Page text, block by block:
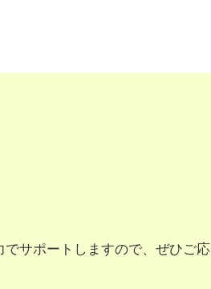
サポートしますので、ぜひご応